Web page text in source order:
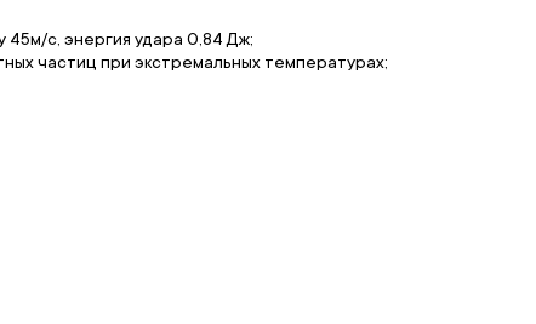
45м/с, энергия удара 0,84 Дж;
частиц при экстремальных температурах;